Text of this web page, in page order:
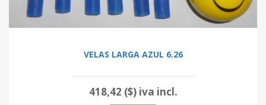
VELAS LARGA AZUL 6.26
418,42 ($) iva incl.